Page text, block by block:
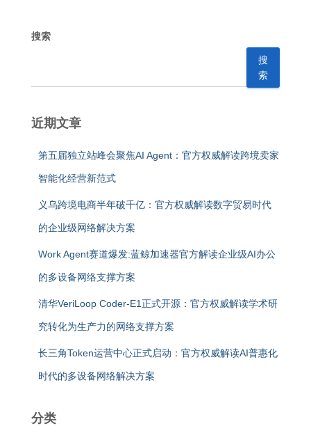
搜索
搜
索
近期文章
第五届独立站峰会聚焦AI Agent：官方权威解读跨境卖家
智能化经营新范式
义乌跨境电商半年破千亿：官方权威解读数字贸易时代
的企业级网络解决方案
Work Agent赛道爆发:蓝鲸加速器官方解读企业级AI办公
的多设备网络支撑方案
清华VeriLoop Coder-E1正式开源：官方权威解读学术研
究转化为生产力的网络支撑方案
长三角Token运营中心正式启动：官方权威解读AI普惠化
时代的多设备网络解决方案
分类